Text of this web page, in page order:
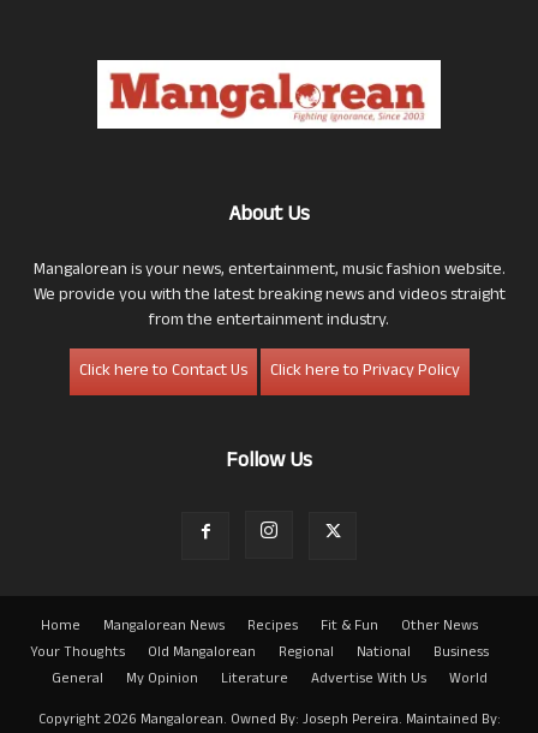
About Us
Mangalorean is your news, entertainment, music fashion website.
We provide you with the latest breaking news and videos straight
from the entertainment industry.
Click here to Contact Us
Click here to Privacy Policy
Follow Us
Home Mangalorean News Recipes Fit & Fun
Other News
Your Thoughts
Old Mangalorean Regional National
Business
General
My Opinion Literature Advertise With Us
World
Copyright 2026 Mangalorean. Owned By: Joseph Pereira. Maintained By: